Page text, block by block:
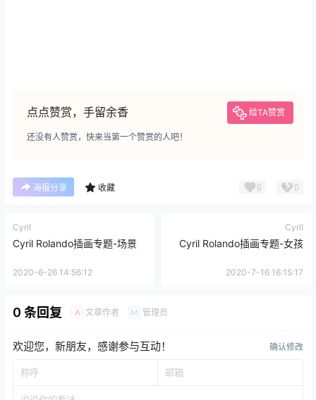
点点赞赏，手留余香 给TA赞赏
还没有人赞赏，快来当第一个赞赏的人吧！
海报分享 收藏 0 0
Cyril
Cyril Rolando插画专题-场景
2020-6-26 14:56:12
Cyril
Cyril Rolando插画专题-女孩
2020-7-16 16:15:17
0 条回复 A 文章作者 M 管理员
欢迎您，新朋友，感谢参与互动！ 确认修改